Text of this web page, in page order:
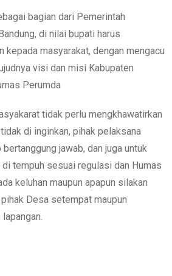
bagian dari Pemerintah
di nilai bupati harus
kepada masyarakat, dengan mengacu
visi dan misi Kabupaten
Perumda
tidak perlu mengkhawatirkan
di inginkan, pihak pelaksana
jawab, dan juga untuk
tempuh sesuai regulasi dan Humas
keluhan maupun apapun silakan
Desa setempat maupun